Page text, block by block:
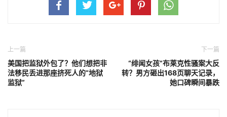
上一篇
美国把监狱外包了？他们想把非
法移民丢进那座挤死人的“地狱
监狱”
下一篇
“绯闻女孩”布莱克性骚案大反
转？男方砸出168页聊天记录，
她口碑瞬间暴跌